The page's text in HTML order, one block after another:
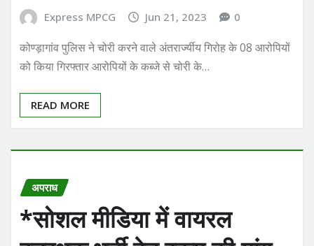
Express MPCG Jun 21, 2023 0
कोण्ड़ागांव पुलिस ने चोरी करने वाले अंतरार्ज्यीय गिरोह के 08 आरोपियों
को किया गिरफ्तार आरोपियों के कब्जे से चोरी के…
READ MORE
अपराध
*सोशल मीडिया में वायरल